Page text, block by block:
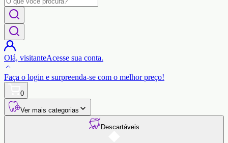
Olá, visitanteAcesse sua conta.
Faça o login e surpreenda-se com o melhor preço!
0
Ver mais categorias
Descartáveis